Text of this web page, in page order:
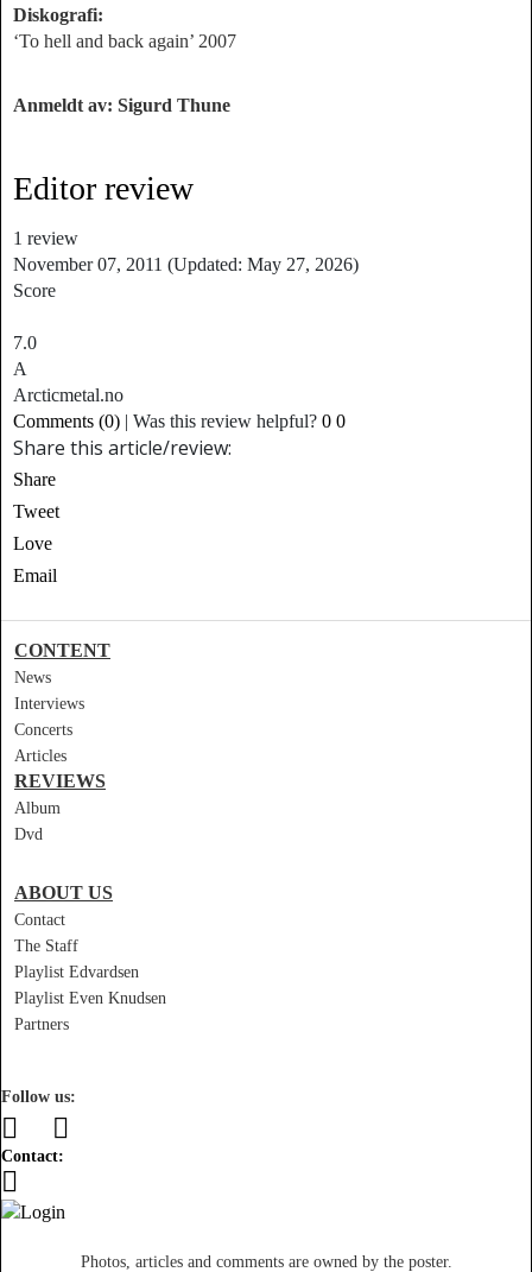
Diskografi:
‘To hell and back again’ 2007
Anmeldt av: Sigurd Thune
Editor review
1 review
November 07, 2011 (Updated: May 27, 2026)
Score
7.0
A
Arcticmetal.no
Comments (0) | Was this review helpful? 0 0
Share this article/review:
Share
Tweet
Love
Email
CONTENT
News
Interviews
Concerts
Articles
REVIEWS
Album
Dvd
ABOUT US
Contact
The Staff
Playlist Edvardsen
Playlist Even Knudsen
Partners
Follow us:
Contact:
Photos, articles and comments are owned by the poster.